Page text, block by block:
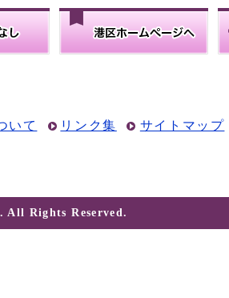
いて リンク集 サイトマップ
Rights Reserved.